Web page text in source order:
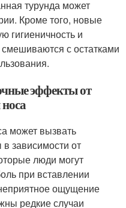
турунда может
Кроме того, новые
гигиеничность и
с остатками
эффекты от
может вызвать
зависимости от
люди могут
при вставлении
ощущение
редкие случаи